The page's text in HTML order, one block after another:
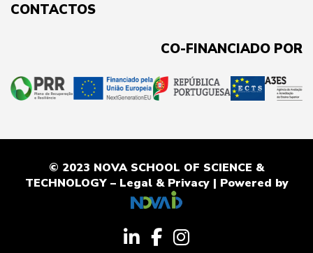
CONTACTOS
CO-FINANCIADO POR
© 2023 NOVA SCHOOL OF SCIENCE &
TECHNOLOGY – Legal & Privacy| Powered by